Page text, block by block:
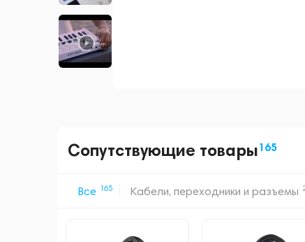
Сопутствующие товары165
Все 165 Кабели, переходники и разъемы